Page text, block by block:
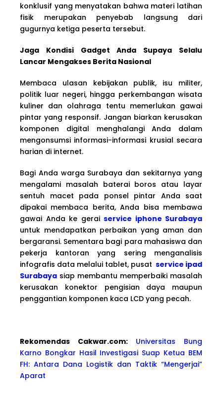
konklusif yang menyatakan bahwa materi latihan
fisik merupakan penyebab langsung dari
gugurnya ketiga peserta tersebut.
Jaga Kondisi Gadget Anda Supaya Selalu
Lancar Mengakses Berita Nasional
Membaca ulasan kebijakan publik, isu militer,
politik luar negeri, hingga perkembangan wisata
kuliner dan olahraga tentu memerlukan gawai
pintar yang responsif. Jangan biarkan kerusakan
komponen digital menghalangi Anda dalam
mengonsumsi informasi-informasi krusial secara
harian di internet.
Bagi Anda warga Surabaya dan sekitarnya yang
mengalami masalah baterai boros atau layar
sentuh macet pada ponsel pintar Anda saat
dipakai membaca berita, Anda bisa membawa
gawai Anda ke gerai service iphone Surabaya
untuk mendapatkan perbaikan yang aman dan
bergaransi. Sementara bagi para mahasiswa dan
pekerja kantoran yang sering menganalisis
infografis data melalui tablet, pusat service ipad
Surabaya siap membantu memperbaiki masalah
kerusakan konektor pengisian daya maupun
penggantian komponen kaca LCD yang pecah.
Rekomendas Cakwar.com: Universitas Bung
Karno Bongkar Hasil Investigasi Suap Ketua BEM
FH: Antara Dana Logistik dan Taktik “Mengerjai”
Aparat